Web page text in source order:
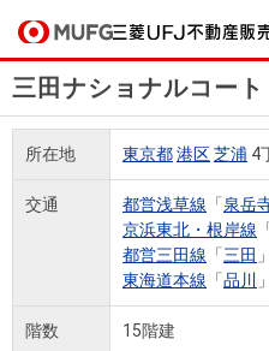
買いたいTOP
売りたいTOP
店舗案内TOP
会社情報TOP
採用情報TOP
買いたい
売りたい
三田ナショナルコート
所在地 東京都港区芝浦 4
交通 都営浅草線 「泉岳
京浜東北・根岸線
都営三田線 「三田
東海道本線 「品川
階数 15階建